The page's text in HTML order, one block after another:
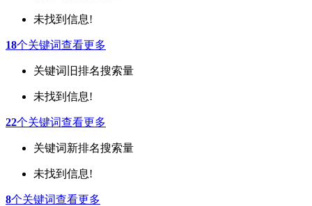
未找到信息!
18个关键词查看更多
关键词 旧排名搜索量
未找到信息!
22个关键词查看更多
关键词新排名搜索量
未找到信息!
8个关键词查看更多